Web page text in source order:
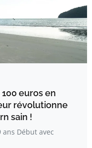
euros en
révolutionne
sain !
ans Début avec